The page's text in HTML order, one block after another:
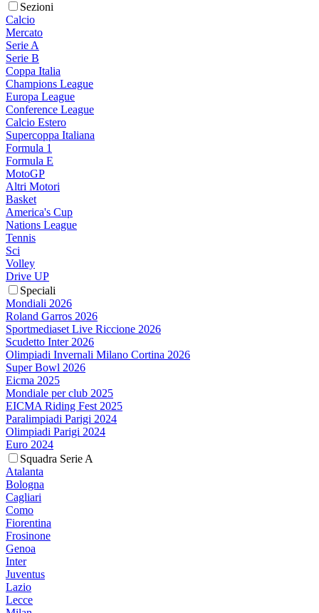
Sezioni
Calcio
Mercato
Serie A
Serie B
Coppa Italia
Champions League
Europa League
Conference League
Calcio Estero
Supercoppa Italiana
Formula 1
Formula E
MotoGP
Altri Motori
Basket
America's Cup
Nations League
Tennis
Sci
Volley
Drive UP
Speciali
Mondiali 2026
Roland Garros 2026
Sportmediaset Live Riccione 2026
Scudetto Inter 2026
Olimpiadi Invernali Milano Cortina 2026
Super Bowl 2026
Eicma 2025
Mondiale per club 2025
EICMA Riding Fest 2025
Paralimpiadi Parigi 2024
Olimpiadi Parigi 2024
Euro 2024
Squadra Serie A
Atalanta
Bologna
Cagliari
Como
Fiorentina
Frosinone
Genoa
Inter
Juventus
Lazio
Lecce